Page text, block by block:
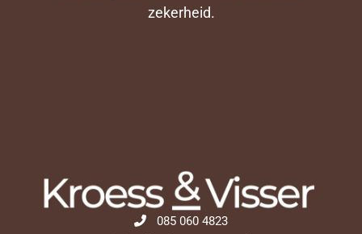
zekerheid.
085 060 4823